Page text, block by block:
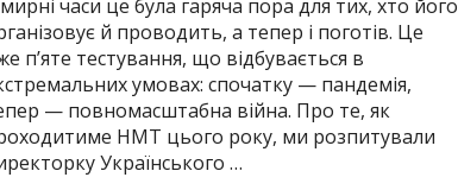
часи це була гаряча пора для тих, хто його
й проводить, а тепер і поготів. Це
п’яте тестування, що відбувається в
умовах: спочатку — пандемія,
— повномасштабна війна. Про те, як
НМТ цього року, ми розпитували
Українського …